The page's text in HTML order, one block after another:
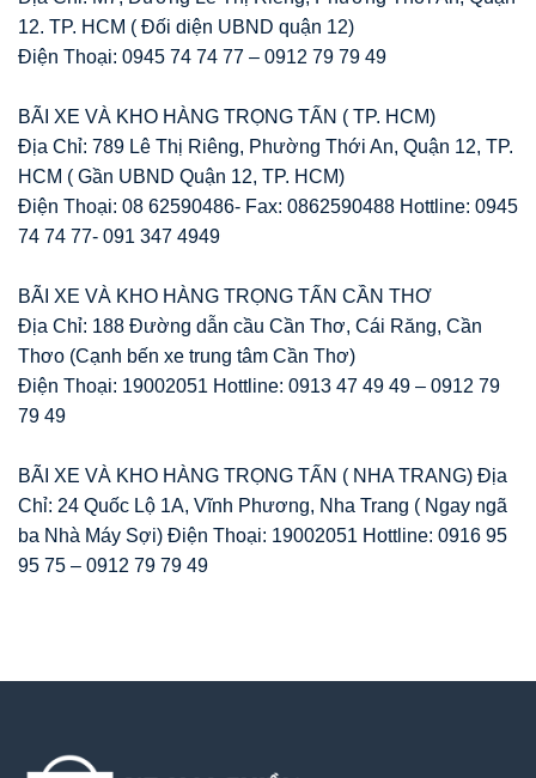
12. TP. HCM ( Đối diện UBND quận 12)
Điện Thoại: 0945 74 74 77 – 0912 79 79 49
BÃI XE VÀ KHO HÀNG TRỌNG TẤN ( TP. HCM)
Địa Chỉ: 789 Lê Thị Riêng, Phường Thới An, Quận 12, TP.
HCM ( Gần UBND Quận 12, TP. HCM)
Điện Thoại: 08 62590486- Fax: 0862590488 Hottline: 0945
74 74 77- 091 347 4949
BÃI XE VÀ KHO HÀNG TRỌNG TẤN CẦN THƠ
Địa Chỉ: 188 Đường dẫn cầu Cần Thơ, Cái Răng, Cần
Thơo (Cạnh bến xe trung tâm Cần Thơ)
Điện Thoại: 19002051 Hottline: 0913 47 49 49 – 0912 79
79 49
BÃI XE VÀ KHO HÀNG TRỌNG TẤN ( NHA TRANG) Địa
Chỉ: 24 Quốc Lộ 1A, Vĩnh Phương, Nha Trang ( Ngay ngã
ba Nhà Máy Sợi) Điện Thoại: 19002051 Hottline: 0916 95
95 75 – 0912 79 79 49